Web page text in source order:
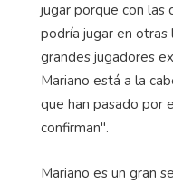
jugar porque con las
podría jugar en otras
grandes jugadores
Mariano está a la
que han pasado por
confirman".
Mariano es un gran